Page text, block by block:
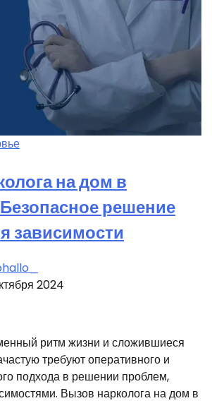
на дом в
решение
зависимости
2024
ритм жизни и сложившиеся
требуют оперативного и
подхода в решении проблем,
Вызов нарколога на дом в